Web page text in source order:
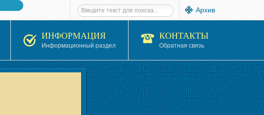
Архив
ИНФОРМАЦИЯ
Информационный раздел
КОНТАКТЫ
Обратная связь